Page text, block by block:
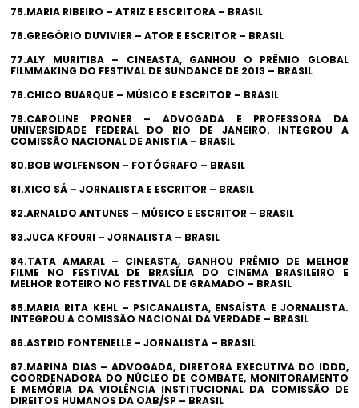
75.MARIA RIBEIRO – ATRIZ E ESCRITORA – BRASIL
76.GREGÓRIO DUVIVIER – ATOR E ESCRITOR – BRASIL
77.ALY MURITIBA – CINEASTA, GANHOU O PRÊMIO GLOBAL
FILMMAKING DO FESTIVAL DE SUNDANCE DE 2013 – BRASIL
78.CHICO BUARQUE – MÚSICO E ESCRITOR – BRASIL
79.CAROLINE PRONER – ADVOGADA E PROFESSORA DA
UNIVERSIDADE FEDERAL DO RIO DE JANEIRO. INTEGROU A
COMISSÃO NACIONAL DE ANISTIA – BRASIL
80.BOB WOLFENSON – FOTÓGRAFO – BRASIL
81.XICO SÁ – JORNALISTA E ESCRITOR – BRASIL
82.ARNALDO ANTUNES – MÚSICO E ESCRITOR – BRASIL
83.JUCA KFOURI – JORNALISTA – BRASIL
84.TATA AMARAL – CINEASTA, GANHOU PRÊMIO DE MELHOR
FILME NO FESTIVAL DE BRASÍLIA DO CINEMA BRASILEIRO E
MELHOR ROTEIRO NO FESTIVAL DE GRAMADO – BRASIL
85.MARIA RITA KEHL – PSICANALISTA, ENSAÍSTA E JORNALISTA.
INTEGROU A COMISSÃO NACIONAL DA VERDADE – BRASIL
86.ASTRID FONTENELLE – JORNALISTA – BRASIL
87.MARINA DIAS – ADVOGADA, DIRETORA EXECUTIVA DO IDDD,
COORDENADORA DO NÚCLEO DE COMBATE, MONITORAMENTO
E MEMÓRIA DA VIOLÊNCIA INSTITUCIONAL DA COMISSÃO DE
DIREITOS HUMANOS DA OAB/SP – BRASIL